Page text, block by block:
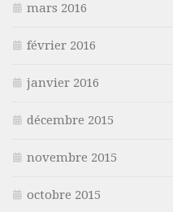
mars 2016
février 2016
janvier 2016
décembre 2015
novembre 2015
octobre 2015